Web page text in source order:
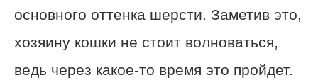
основного оттенка шерсти. Заметив это,
хозяину кошки не стоит волноваться,
ведь через какое-то время это пройдет.